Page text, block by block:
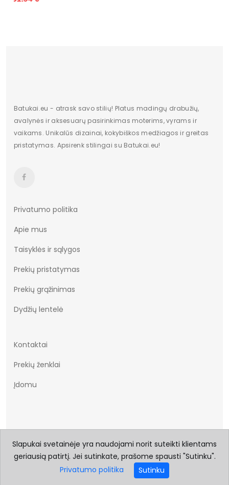
Batukai.eu - atrask savo stilių! Platus madingų drabužių,
avalynės ir aksesuarų pasirinkimas moterims, vyrams ir
vaikams. Unikalūs dizainai, kokybiškos medžiagos ir greitas
pristatymas. Apsirenk stilingai su Batukai.eu!
Privatumo politika
Apie mus
Taisyklės ir sąlygos
Prekių pristatymas
Prekių grąžinimas
Dydžių lentelė
Kontaktai
Prekių ženklai
Įdomu
© 2026 Visos teisės saugomos Batukai.eu
Slapukai svetainėje yra naudojami norit suteikti klientams
geriausią patirtį. Jei sutinkate, prašome spausti "Sutinku".
Privatumo politika
Sutinku